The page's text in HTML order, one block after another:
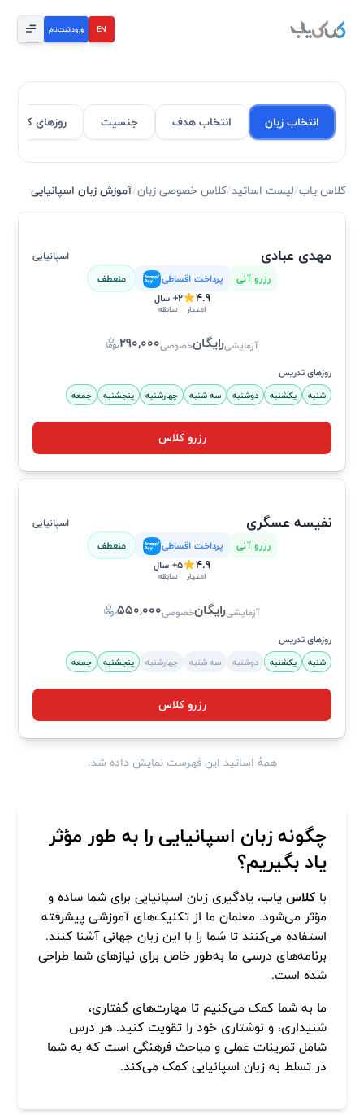
EN ورود|ثبت‌نام
انتخاب زبان انتخاب هدف جنسیت روزهای کاری
آموزش زبان اسپانیایی
کلاس یاب/لیست اساتید/کلاس خصوصی زبان/آموزش زبان اسپانیایی
مهدی عبادی
اسپانیایی
رزرو آنی
پرداخت اقساطی منعطف
4.9
امتیاز
2+ سال
سابقه
آزمایشیرایگانخصوصی290,000
روزهای تدریس
شنبه
یکشنبه دوشنبه سه شنبه چهارشنبه پنجشنبه جمعه
رزرو کلاس
نفیسه عسگری
اسپانیایی
رزرو آنی
پرداخت اقساطی منعطف
4.9
امتیاز
5+ سال
سابقه
آزمایشیرایگانخصوصی550,000
روزهای تدریس
شنبه
یکشنبه دوشنبه سه شنبه چهارشنبه پنجشنبه جمعه
رزرو کلاس
همهٔ اساتید این فهرست نمایش داده شد.
چگونه زبان اسپانیایی را به طور مؤثر
یاد بگیریم؟
باکلاس یاب، یادگیری زبان اسپانیایی برای شما ساده و
مؤثر می‌شود. معلمان ما از تکنیک‌های آموزشی پیشرفته
استفاده می‌کنند تا شما را با این زبان جهانی آشنا کنند.
برنامه‌های درسی ما به‌طور خاص برای نیازهای شما طراحی
شده است.
ما به شما کمک می‌کنیم تا مهارت‌های گفتاری،
شنیداری، و نوشتاری خود را تقویت کنید. هر درس
شامل تمرینات عملی و مباحث فرهنگی است که به شما
در تسلط به زبان اسپانیایی کمک می‌کند.